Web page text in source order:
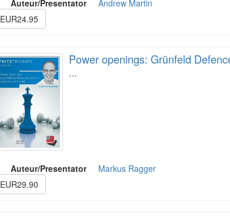
Auteur/Presentator
Andrew Martin
EUR24.95
Power openings: Grünfeld
…
Auteur/Presentator
Markus Ragger
EUR29.90